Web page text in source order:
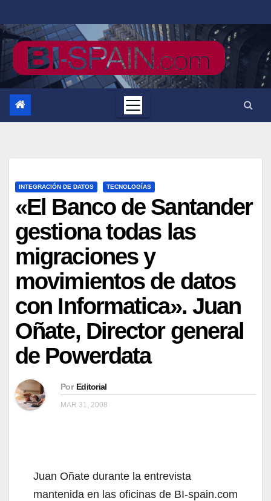
al
contenido
INTEGRACIÓN DE DATOS TECNOLOGÍAS
«El Banco de Santander
gestiona todas las
migraciones y
movimientos de datos
con Informatica». Juan
Oñate, Director general
de Powerdata
Por Editorial
MAR 31, 2008
Juan Oñate durante la entrevista
mantenida en las oficinas de BI-spain.com